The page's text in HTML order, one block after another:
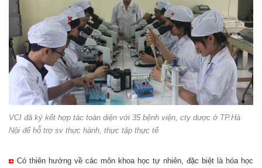
VCI đã ký kết hợp tác toàn diện với 35 bệnh viện, cty dược ở TP.Hà
Nội để hỗ trợ sv thực hành, thực tập thực tế
Có thiên hướng về các môn khoa học tự nhiên, đặc biệt là hóa học